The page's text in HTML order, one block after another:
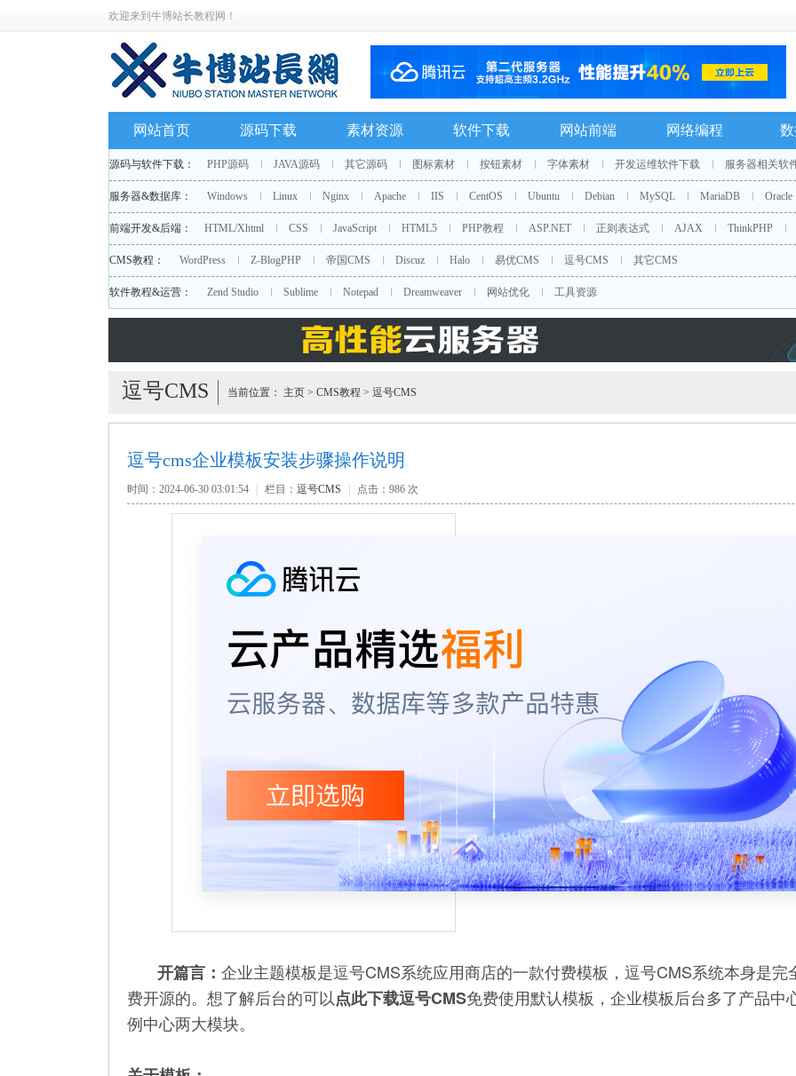
欢迎来到牛博站长教程网！
网站首页 源码下载 素材资源 软件下载 网站前端 网络编程
源码与软件下载： PHP源码 JAVA源码 其它源码 图标素材 按钮素材 字体素材 开发运维软件下载 服务器相关软
服务器&数据库： Windows Linux Nginx Apache IIS CentOS Ubuntu Debian MySQL MariaDB Oracle
前端开发&后端： HTML/Xhtml CSS JavaScript HTML5 PHP教程 ASP.NET 正则表达式 AJAX ThinkPHP
CMS教程： WordPress Z-BlogPHP 帝国CMS Discuz Halo 易优CMS 逗号CMS 其它CMS
软件教程&运营： Zend Studio Sublime Notepad Dreamweaver 网站优化 工具资源
逗号CMS 当前位置： 主页 > CMS教程 > 逗号CMS
逗号cms企业模板安装步骤操作说明
时间：2024-06-30 03:01:54 栏目： 逗号CMS 点击： 986 次
开篇言： 企业主题模板是逗号CMS系统应用商店的一款付费模板，逗号CMS系统本身是完
费开源的。想了解后台的可以点此下载逗号CMS免费使用默认模板，企业模板后台多了产品中
例中心两大模块。